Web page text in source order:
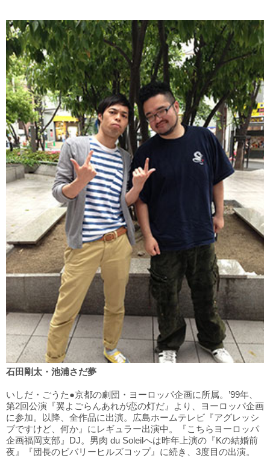
石田剛太・池浦さだ夢
いしだ・ごうた●京都の劇団・ヨーロッパ企画に所属。’99年、
第2回公演『翼よごらんあれが恋の灯だ』より、ヨーロッパ企画
に参加。以降、全作品に出演。広島ホームテレビ『アグレッシ
ブですけど、何か』にレギュラー出演中。『こちらヨーロッパ
企画福岡支部』DJ。男肉 du Soleilへは昨年上演の『Kの結婚前
夜』『団長のビバリーヒルズコップ』に続き、3度目の出演。